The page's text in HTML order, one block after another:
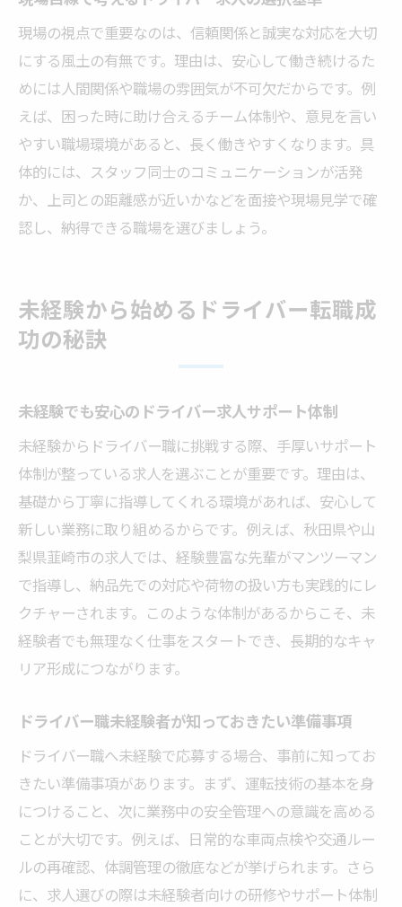
現場の視点で重要なのは、信頼関係と誠実な対応を大切
にする風土の有無です。理由は、安心して働き続けるた
めには人間関係や職場の雰囲気が不可欠だからです。例
えば、困った時に助け合えるチーム体制や、意見を言い
やすい職場環境があると、長く働きやすくなります。具
体的には、スタッフ同士のコミュニケーションが活発
か、上司との距離感が近いかなどを面接や現場見学で確
認し、納得できる職場を選びましょう。
未経験から始めるドライバー転職成
功の秘訣
未経験でも安心のドライバー求人サポート体制
未経験からドライバー職に挑戦する際、手厚いサポート
体制が整っている求人を選ぶことが重要です。理由は、
基礎から丁寧に指導してくれる環境があれば、安心して
新しい業務に取り組めるからです。例えば、秋田県や山
梨県韮崎市の求人では、経験豊富な先輩がマンツーマン
で指導し、納品先での対応や荷物の扱い方も実践的にレ
クチャーされます。このような体制があるからこそ、未
経験者でも無理なく仕事をスタートでき、長期的なキャ
リア形成につながります。
ドライバー職未経験者が知っておきたい準備事項
ドライバー職へ未経験で応募する場合、事前に知ってお
きたい準備事項があります。まず、運転技術の基本を身
につけること、次に業務中の安全管理への意識を高める
ことが大切です。例えば、日常的な車両点検や交通ルー
ルの再確認、体調管理の徹底などが挙げられます。さら
に、求人選びの際は未経験者向けの研修やサポート体制